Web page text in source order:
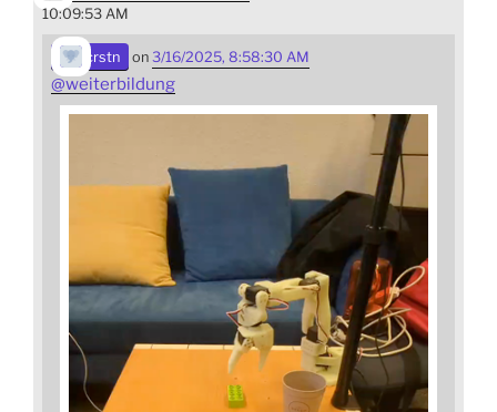
10:09:53 AM
crstn on 3/16/2025, 8:58:30 AM
@weiterbildung